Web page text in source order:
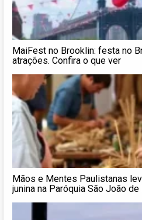
MaiFest no Brooklin: festa no
atrações. Confira o que ver
Mãos e Mentes Paulistanas
junina na Paróquia São João de